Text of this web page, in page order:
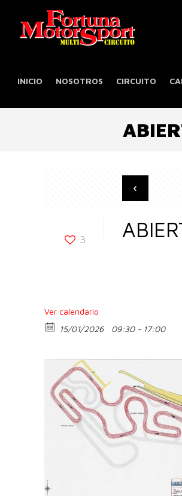
INICIO NOSOTROS CIRCUITO
3
Ver calendario
15/01/2026
09:30 - 17:00